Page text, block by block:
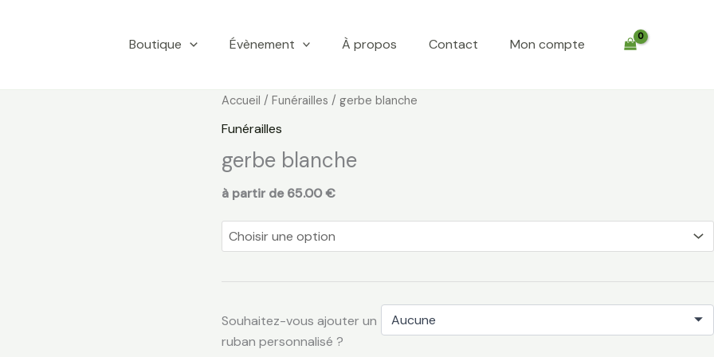
Boutique Évènement À propos Contact Mon compte
Accueil / Funérailles / gerbe blanche
Funérailles
gerbe blanche
à partir de 65.00 €
Souhaitez-vous ajouter un
ruban personnalisé ?
quantité
blanche
Plage